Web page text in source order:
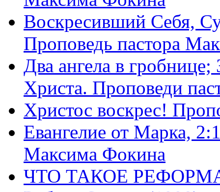
Воскресивший Себя,
Проповедь пастора
Два ангела в
Христа. Проповеди
Христос воскрес!
Евангелие от Марка,
Максима Фокина
ЧТО ТАКОЕ